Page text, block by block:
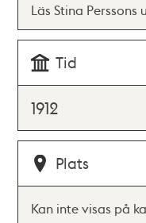
Läs Stina Perssons
Tid
1912
Plats
Kan inte visas på